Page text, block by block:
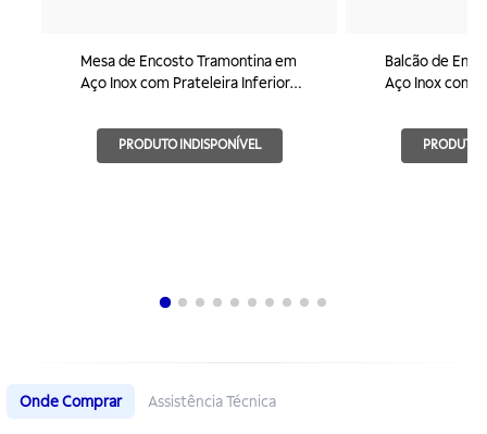
Mesa de Encosto Tramontina em
Aço Inox com Prateleira Inferior
PRODUTO INDISPONÍVEL
Balcão de
Aço Inox com
PRODUTO
Onde Comprar Assistência Técnica